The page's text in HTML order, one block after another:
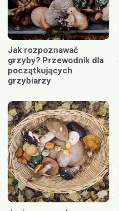
Jak rozpoznawać
grzyby? Przewodnik dla
początkujących
grzybiarzy